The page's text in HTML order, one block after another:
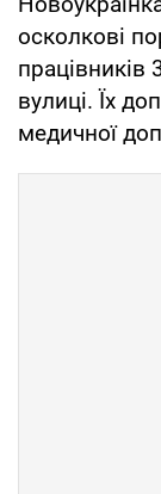
осколкові
працівників
вулиці. Їх
медичної